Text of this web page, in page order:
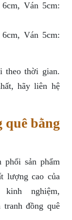
Ván 5cm:
Ván 5cm:
theo thời gian.
hãy liên hệ
bằng
sản phẩm
lượng cao của
nghiệm,
đồng quê